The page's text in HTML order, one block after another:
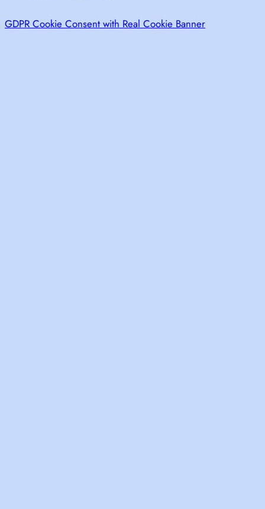
GDPR Cookie Consent with Real Cookie Banner